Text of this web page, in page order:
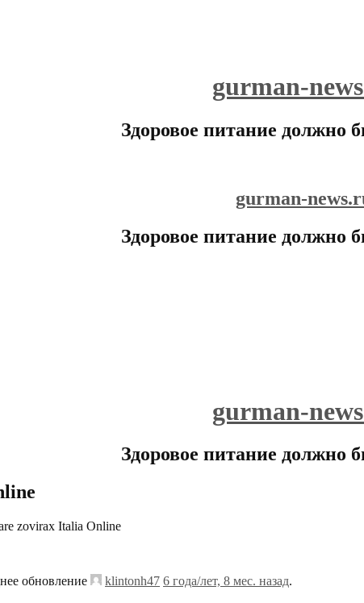
gurman-
Здоровое питание должно
gurman-
Здоровое питание должно
gurman-
Здоровое питание должно
zovirax Italia Online
обновление
klintonh47 6 года/лет, 8 мес. назад.